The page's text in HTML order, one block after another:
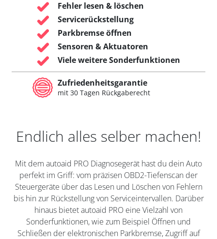
Fehler lesen & löschen
Servicerückstellung
Parkbremse öffnen
Sensoren & Aktuatoren
Viele weitere Sonderfunktionen
Zufriedenheitsgarantie
mit 30 Tagen Rückgaberecht
Endlich alles selber machen!
Mit dem autoaid PRO Diagnosegerät hast du dein Auto
perfekt im Griff: vom präzisen OBD2-Tiefenscan der
Steuergeräte über das Lesen und Löschen von Fehlern
bis hin zur Rückstellung von Serviceintervallen. Darüber
hinaus bietet autoaid PRO eine Vielzahl von
Sonderfunktionen, wie zum Beispiel Öffnen und
Schließen der elektronischen Parkbremse, Zugriff auf